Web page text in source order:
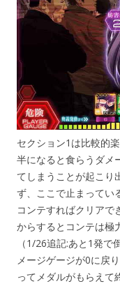
セクション1は比較的
半になると食らうダメ
てしまうことが起こり
ず、ここで止まってい
コンテすればクリアで
からするとコンテは極
（1/26追記:あと1発
メージゲージが0に戻
ってメダルがもらえて